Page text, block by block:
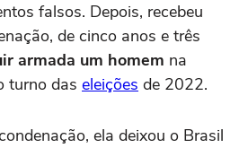
falsos. Depois, recebeu
de cinco anos e três
armada um homem na
turno das eleições de 2022.
ela deixou o Brasil